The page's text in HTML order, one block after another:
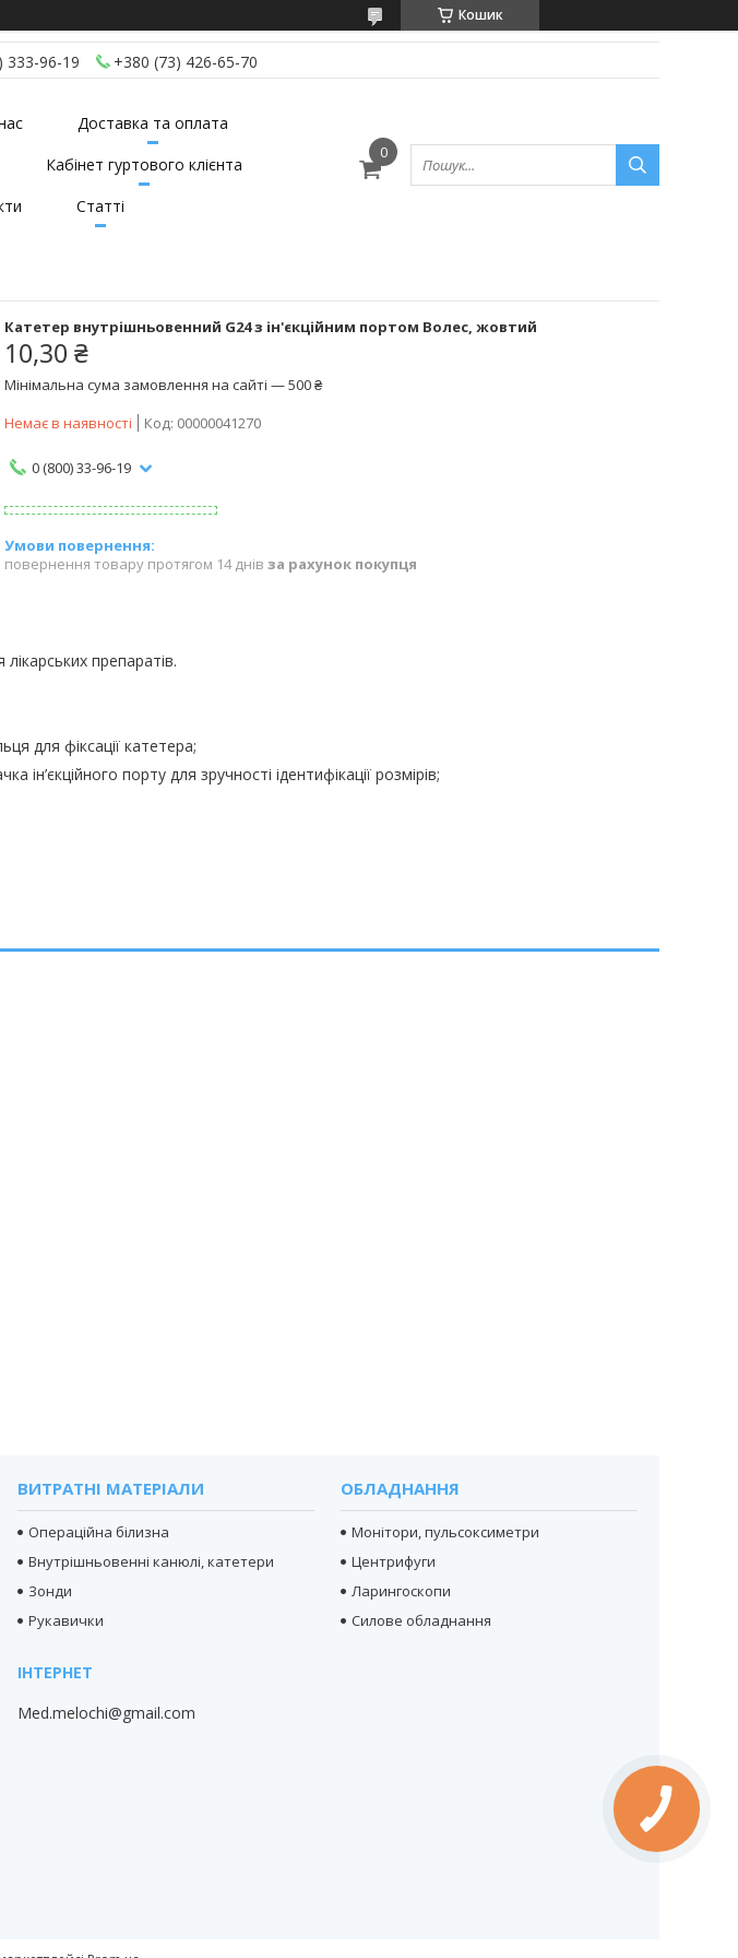
Кошик
333-96-19 +380 (73) 426-65-70
Доставка та оплата
Кабінет гуртового клієнта
Статті
Катетер внутрішньовенний G24 з ін'єкційним портом Волес, жовтий
10,30 ₴
Мінімальна сума замовлення на сайті — 500 ₴
Немає в наявності
Код: 00000041270
0 (800) 33-96-19
повернення товару протягом 14 днів за рахунок покупця
х препаратів.
для фіксації катетера;
порту для зручності ідентифікації розмірів;
ВИТРАТНІ МАТЕРІАЛИ
Операційна білизна
Внутрішньовенні канюлі, катетери
Зонди
Рукавички
ОБЛАДНАННЯ
Монітори, пульсоксиметри
Центрифуги
Ларингоскопи
Силове обладнання
Med.melochi@gmail.com